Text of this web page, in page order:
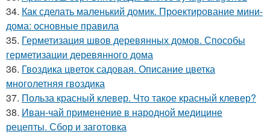
34. Как сделать маленький домик. Проектирование мини-
дома: основные правила
35. Герметизация швов деревянных домов. Способы
герметизации деревянного дома
36. Гвоздика цветок садовая. Описание цветка
многолетняя гвоздика
37. Польза красный клевер. Что такое красный клевер?
38. Иван-чай применение в народной медицине
рецепты. Сбор и заготовка